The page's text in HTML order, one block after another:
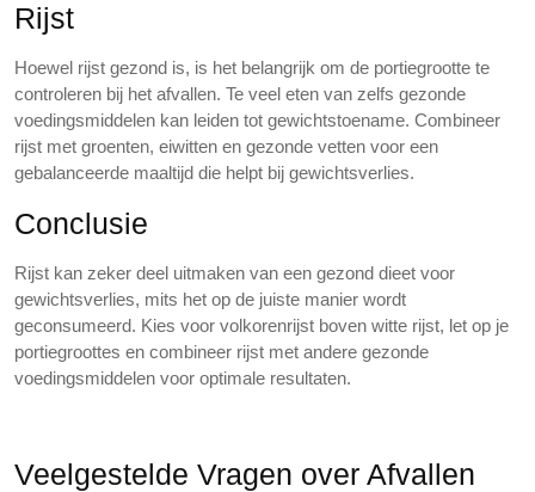
Rijst
Hoewel rijst gezond is, is het belangrijk om de portiegrootte te
controleren bij het afvallen. Te veel eten van zelfs gezonde
voedingsmiddelen kan leiden tot gewichtstoename. Combineer
rijst met groenten, eiwitten en gezonde vetten voor een
gebalanceerde maaltijd die helpt bij gewichtsverlies.
Conclusie
Rijst kan zeker deel uitmaken van een gezond dieet voor
gewichtsverlies, mits het op de juiste manier wordt
geconsumeerd. Kies voor volkorenrijst boven witte rijst, let op je
portiegroottes en combineer rijst met andere gezonde
voedingsmiddelen voor optimale resultaten.
Veelgestelde Vragen over Afvallen